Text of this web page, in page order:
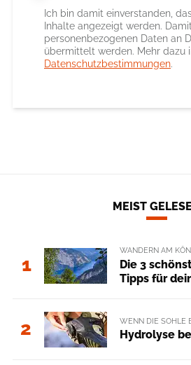
Ich bin damit einverstanden,
Inhalte angezeigt werden.
personenbezogenen Daten an
übermittelt werden. Mehr dazu
Datenschutzbestimmungen.
MEIST
1
WANDERN AM
Die 3
Tipps für
2 WENN DIE SOHLE
Hydrolyse